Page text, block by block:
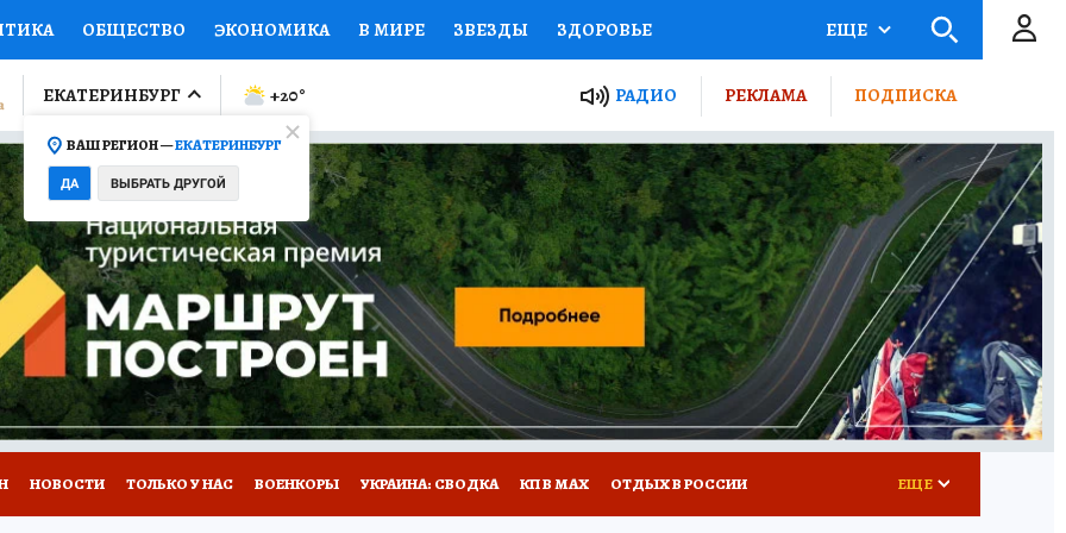
ОБЩЕСТВО ЭКОНОМИКА В МИРЕ ЗВЕЗДЫ ЗДОРОВЬЕ
ПРОИСШЕСТВИЯ НАЦИОНАЛЬНЫЕ ПРОЕКТЫ РОССИИ
ОТКРЫВАЕМ МИР Я ЗНАЮ СЕМЬЯ ЖЕНСКИЕ СЕКРЕТЫ ПУТЕВОДИТЕЛЬ
ПРОМОКОДЫ СЕРИАЛЫ СПЕЦПРОЕКТЫ ДЕФИЦИТ ЖЕЛЕЗА ТУРИЗМ
КОЛЛЕКЦИИ КОНКУРСЫ РАБОТА У НАС ГИД ПОТРЕБИТЕЛЯ ВСЕ О КП
ЕЩЕ
ЕКАТЕРИНБУРГ
ВАШ РЕГИОН —ЕКАТЕРИНБУРГ
ДА ВЫБРАТЬ ДРУГОЙ
+20° РАДИО РЕКЛАМА ПОДПИСКА
НОВОСТИ ТОЛЬКО У НАС ВОЕНКОРЫ УКРАИНА: СВОДКА КП В МАХ ОТДЫХ В РОССИИ ЕЩЕ